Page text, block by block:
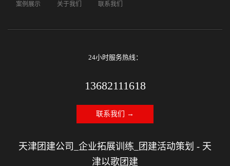
案例展示 关于我们 联系我们
24小时服务热线：
13682111618
联系我们 →
天津团建公司_企业拓展训练_团建活动策划 - 天
津以歌团建